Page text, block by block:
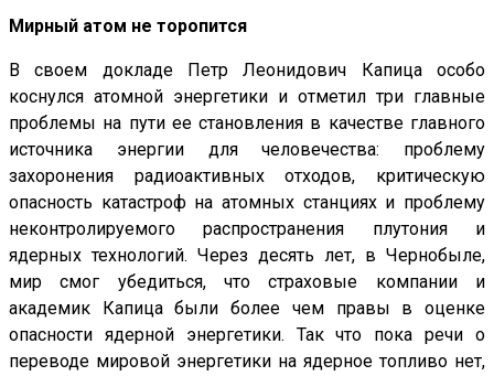
Мирный атом не торопится
В своем докладе Петр Леонидович Капица особо
коснулся атомной энергетики и отметил три главные
проблемы на пути ее становления в качестве главного
источника энергии для человечества: проблему
захоронения радиоактивных отходов, критическую
опасность катастроф на атомных станциях и проблему
неконтролируемого распространения плутония и
ядерных технологий. Через десять лет, в Чернобыле,
мир смог убедиться, что страховые компании и
академик Капица были более чем правы в оценке
опасности ядерной энергетики. Так что пока речи о
переводе мировой энергетики на ядерное топливо нет,